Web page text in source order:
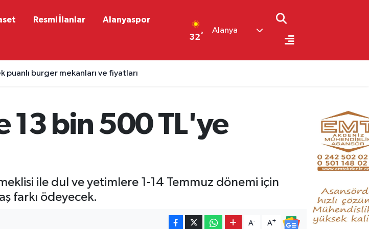
Resmi İlanlar Alanyaspor
32°
Alanya
puanlı burger mekanları ve fiyatları
13 bin 500 TL'ye
ile dul ve yetimlere 1-14 Temmuz dönemi için
farkı ödeyecek.
A- A+